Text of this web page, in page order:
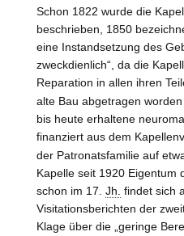
Schon 1822 wurde die
beschrieben, 1850
eine Instandsetzung des
zweckdienlich“, da die
Reparation in allen ihren
alte Bau abgetragen
bis heute erhaltene
finanziert aus dem
der Patronatsfamilie auf
Kapelle seit 1920 Eigentum
schon im 17. Jh. findet sich
Visitationsberichten der
Klage über die „geringe